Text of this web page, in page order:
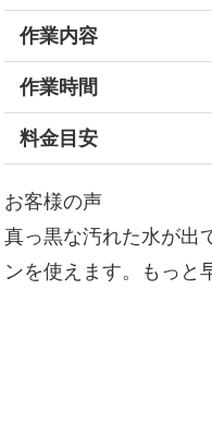
作業内容
作業時間
料金目安
お客様の声
真っ黒な汚れた水が出
ンを使えます。もっと